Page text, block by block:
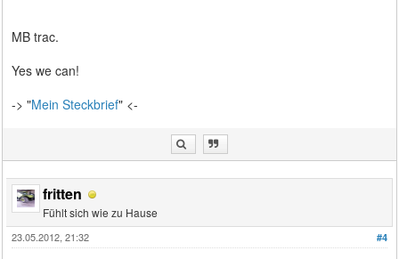
MB trac.
Yes we can!
-> "Mein Steckbrief" <-
fritten
Fühlt sich wie zu Hause
#4
23.05.2012, 21:32